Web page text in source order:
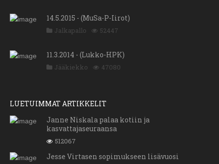
14.5.2015 - (MuSa-P-Iirot)
Jalkapallo 52447
11.3.2014 - (Lukko-HPK)
Jääkiekko 47080
LUETUIMMAT ARTIKKELIT
Janne Niskala palaa kotiin ja
kasvattajaseuraansa
512067
Jesse Virtasen sopimukseen lisävuosi